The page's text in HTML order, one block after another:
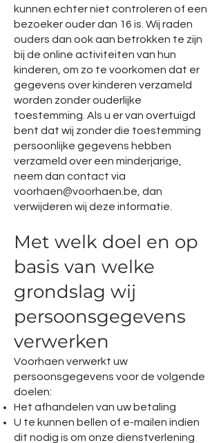
kunnen echter niet controleren of een
bezoeker ouder dan 16 is. Wij raden
ouders dan ook aan betrokken te zijn
bij de online activiteiten van hun
kinderen, om zo te voorkomen dat er
gegevens over kinderen verzameld
worden zonder ouderlijke
toestemming. Als u er van overtuigd
bent dat wij zonder die toestemming
persoonlijke gegevens hebben
verzameld over een minderjarige,
neem dan contact via
voorhaen@voorhaen.be , dan
verwijderen wij deze informatie.
Met welk doel en op
basis van welke
grondslag wij
persoonsgegevens
verwerken
Voorhaen verwerkt uw
persoonsgegevens voor de volgende
doelen:
Het afhandelen van uw betaling
U te kunnen bellen of e-mailen indien
dit nodig is om onze dienstverlening